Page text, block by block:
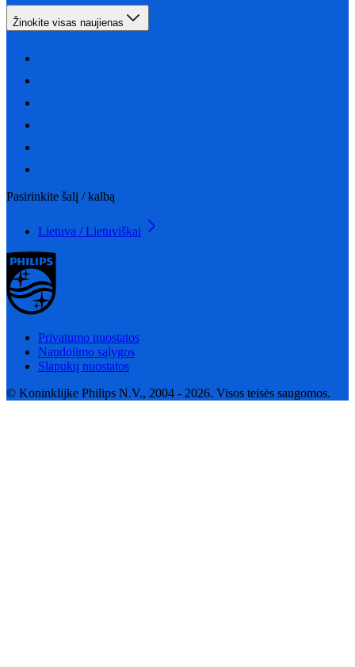
Žinokite visas naujienas
Pasirinkite šalį / kalbą
Lietuva / Lietuviškai
Privatumo nuostatos
Naudojimo sąlygos
Slapukų nuostatos
© Koninklijke Philips N.V., 2004 - 2026. Visos teisės saugomos.